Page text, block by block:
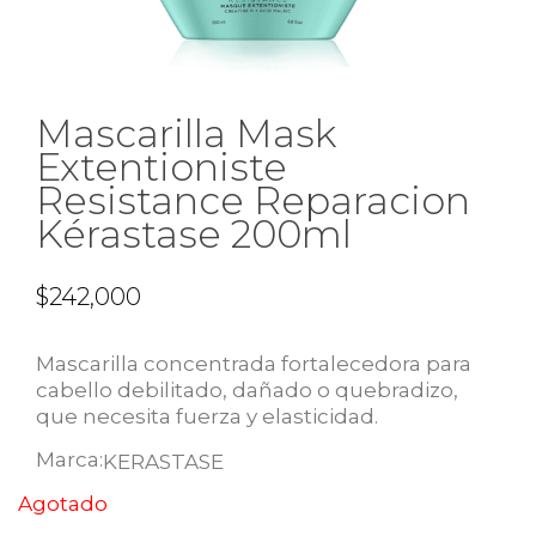
Mascarilla Mask
Extentioniste
Resistance Reparacion
Kérastase 200ml
$242,000
Mascarilla concentrada fortalecedora para
cabello debilitado, dañado o quebradizo,
que necesita fuerza y elasticidad.
Marca:KERASTASE
Agotado